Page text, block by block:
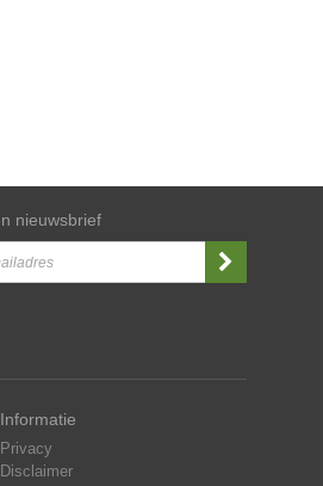
nieuwsbrief
Informatie
Privacy
Disclaimer